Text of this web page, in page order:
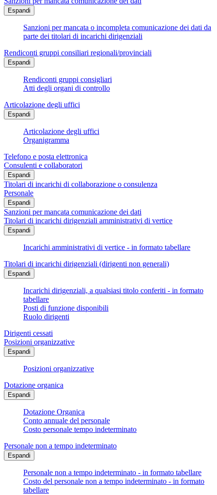
Espandi
Sanzioni per mancata o incompleta comunicazione dei dati da
parte dei titolari di incarichi dirigenziali
Rendiconti gruppi consiliari regionali/provinciali
Espandi
Rendiconti gruppi consigliari
Atti degli organi di controllo
Articolazione degli uffici
Espandi
Articolazione degli uffici
Organigramma
Telefono e posta elettronica
Consulenti e collaboratori
Espandi
Titolari di incarichi di collaborazione o consulenza
Personale
Espandi
Sanzioni per mancata comunicazione dei dati
Titolari di incarichi dirigenziali amministrativi di vertice
Espandi
Incarichi amministrativi di vertice - in formato tabellare
Titolari di incarichi dirigenziali (dirigenti non generali)
Espandi
Incarichi dirigenziali, a qualsiasi titolo conferiti - in formato
tabellare
Posti di funzione disponibili
Ruolo dirigenti
Dirigenti cessati
Posizioni organizzative
Espandi
Posizioni organizzative
Dotazione organica
Espandi
Dotazione Organica
Conto annuale del personale
Costo personale tempo indeterminato
Personale non a tempo indeterminato
Espandi
Personale non a tempo indeterminato - in formato tabellare
Costo del personale non a tempo indeterminato - in formato
tabellare